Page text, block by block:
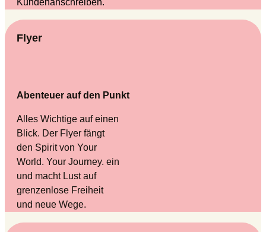
Flyer
Abenteuer auf den Punkt
Alles Wichtige auf einen
Blick. Der Flyer fängt
den Spirit von Your
World. Your Journey. ein
und macht Lust auf
grenzenlose Freiheit
und neue Wege.